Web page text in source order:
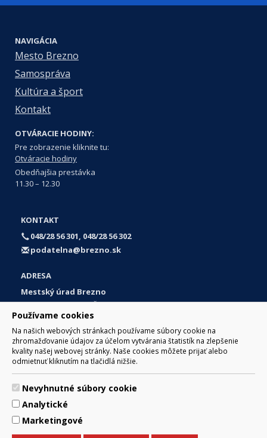
Používame cookies
Na našich webových stránkach používame súbory cookie na
zhromažďovanie údajov za účelom vytvárania štatistík na zlepšenie
kvality našej webovej stránky. Naše cookies môžete prijať alebo
odmietnuť kliknutím na tlačidlá nižšie.
Nevyhnutné súbory cookie
Analytické
Marketingové
NAVIGÁCIA
Mesto Brezno
Samospráva
Kultúra a šport
Kontakt
OTVÁRACIE HODINY:
Pre zobrazenie kliknite tu:
Otváracie hodiny
Obedňajšia prestávka
11.30 – 12.30
KONTAKT
048/28 56 301, 048/28 56 302
podatelna@brezno.sk
ADRESA
Mestský úrad Brezno
Námestie gen. M. R. Štefánika 1
977 01 Brezno
Slovakia (Slovak Republic)
© 2017 Mesto Brezno, Námestie gen. M. R. Štefánika 1, Brezno
977 01 Tel.: 048/28 56 301, 048/28 56 302 Email:
Za obsah zodpovedá Mesto Brezno. Technický prevádzkovateľ: